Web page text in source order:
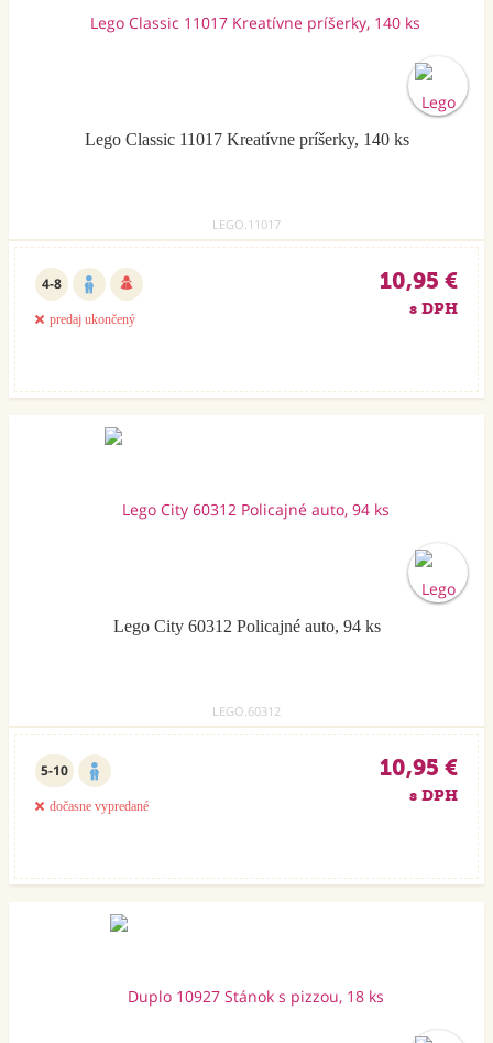
Lego Classic 11017 Kreatívne príšerky, 140 ks
LEGO.11017
4-8
predaj ukončený
10,95 €
s DPH
Lego City 60312 Policajné auto, 94 ks
LEGO.60312
5-10
dočasne vypredané
10,95 €
s DPH